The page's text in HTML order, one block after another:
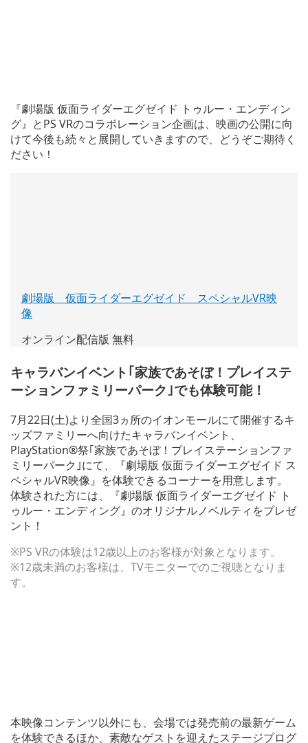
『劇場版 仮面ライダーエグゼイド トゥルー・エンディン
グ』とPS VRのコラボレーション企画は、映画の公開に向
けて今後も続々と展開していきますので、どうぞご期待く
ださい！
劇場版 仮面ライダーエグゼイド スペシャルVR映
像
い
ィ
ン
ウ
で
開
く)
オンライン配信版 無料
キャラバンイベント｢家族であそぼ！プレイステ
ーションファミリーパーク｣でも体験可能！
7月22日(土)より全国3ヵ所のイオンモールにて開催するキ
ッズファミリーへ向けたキャラバンイベント、
PlayStation®祭｢家族であそぼ！プレイステーションファ
ミリーパーク｣にて、『劇場版 仮面ライダーエグゼイド ス
ペシャルVR映像』を体験できるコーナーを用意します。
体験された方には、『劇場版 仮面ライダーエグゼイド ト
ゥルー・エンディング』のオリジナルノベルティをプレゼ
ント！
※PS VRの体験は12歳以上のお客様が対象となります。
※12歳未満のお客様は、TVモニターでのご視聴となりま
す。
本映像コンテンツ以外にも、会場では発売前の最新ゲーム
を体験できるほか、素敵なゲストを迎えたステージプログ